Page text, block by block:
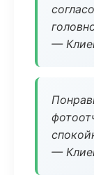
—
—